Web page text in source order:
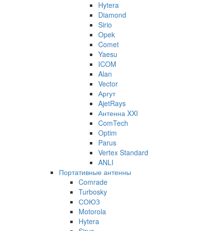
Hytera
Diamond
Sirio
Opek
Comet
Yaesu
ICOM
Alan
Vector
Аргут
AjetRays
Антенна XXI
ComTech
Optim
Parus
Vertex Standard
ANLI
Портативные антенны
Comrade
Turbosky
СОЮЗ
Motorola
Hytera